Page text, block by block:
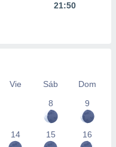
21:50
Vie Sáb
Dom
8
9
14 15 16